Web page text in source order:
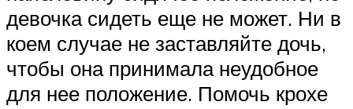
девочка сидеть еще не может. Ни в
коем случае не заставляйте дочь,
чтобы она принимала неудобное
для нее положение. Помочь крохе